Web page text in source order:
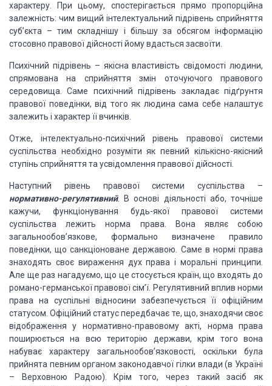
характеру. При цьому, спостерігається прямо пропорційна
залежність: чим вищий інтелектуальний підрівень сприйняття
суб’єкта – тим складнішу і більшу за обсягом інформацію
стосовно правової дійсності йому вдасться засвоїти.
Психічний підрівень – якісна властивість свідомості людини,
спрямована на сприйняття змін оточуючого правового
середовища.
Саме психічний підрівень закладає підґрунтя
правової поведінки, від того як людина сама себе налаштує
залежить і характер її вчинків.
Отже, інтелектуально-психічний рівень правової системи
суспільства необхідно розуміти як певний кількісно-якісний
ступінь сприйняття та усвідомлення правової дійсності.
Наступний рівень правової системи суспільства –
нормативно-регулятивний.
В основі діяльності або, точніше
кажучи, функціонування будь-якої правової системи
суспільства лежить норма права. Вона являє собою
загальнообов’язкове, формально визначене правило
поведінки, що санкціоноване державою. Саме в нормі права
знаходять своє вираження дух права і моральні принципи.
Але ще раз нагадуємо, що це стосується країн, що входять до
романо-германської правової сім’ї. Регулятивний вплив норми
права на суспільні відносини забезпечується її офіційним
статусом. Офіційний статуспередбачає те, що, знаходячи своє
відображення у нормативно-правовому акті, норма права
поширюється на всю територію держави, крім того вона
набуває характеру загальнообов’язковості, оскільки була
прийнята певним органом законодавчої гілки влади (в Україні
– Верховною Радою). Крім того, через такий засіб як